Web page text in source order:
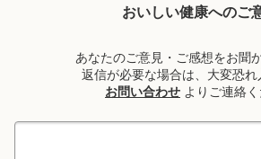
おいしい健康へのご
あなたのご意見・ご感想をお聞
返信が必要な場合は、大変恐
お問い合わせ よりご連絡